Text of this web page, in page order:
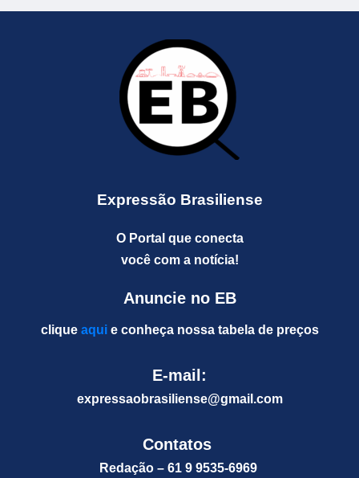
Expressão Brasiliense
O Portal que conecta
você com a notícia!
Anuncie no EB
clique aquie conheça nossa tabela de preços
E-mail:
expressaobrasiliense@gmail.com
Contatos
Redação – 61 9 9535-6969